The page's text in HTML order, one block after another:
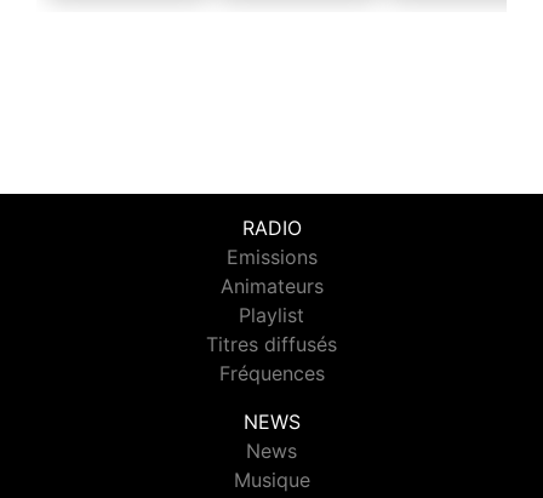
RADIO
Emissions
Animateurs
Playlist
Titres diffusés
Fréquences
NEWS
News
Musique